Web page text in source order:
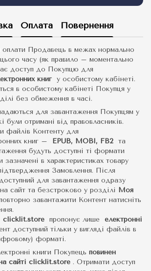
Оплата Повернення
оплати Продавець в межах нормально
часу (як правило – моментально
доступ до Покупцю для
книг у особистому кабінеті.
в особистому кабінеті Покупця у
без обмеження в часі.
для завантаження Покупцям у
були отримані від правовласників.
файлів Контенту для
книг –
EPUB, MOBI, FB2 та
будуть доступні ті формати
зазначені в характеристиках товару
Замовлення. Після
для завантаження одразу
сайт та безстроково у розділі Моя
завантажити Контент натисніть
clicklit.store пропонує лише електронні
доступний тільки у вигляді файлів в
форматі.
книги Покупець повинен
сайті clicklit.store . Отримати доступ